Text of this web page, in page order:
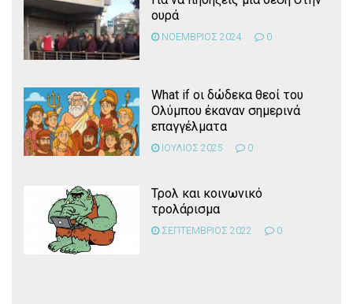
ουρά
ΝΟΕΜΒΡΙΟΣ 2024 0
What if οι δώδεκα θεοί του
Ολύμπου έκαναν σημερινά
επαγγέλματα
ΙΟΥΛΙΟΣ 2025 0
Τρολ και κοινωνικό
τρολάρισμα
ΣΕΠΤΕΜΒΡΙΟΣ 2022 0